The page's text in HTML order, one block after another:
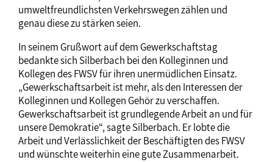
umweltfreundlichsten Verkehrswegen zählen und
genau diese zu stärken seien.
In seinem Grußwort auf dem Gewerkschaftstag
bedankte sich Silberbach bei den Kolleginnen und
Kollegen des FWSV für ihren unermüdlichen Einsatz.
„Gewerkschaftsarbeit ist mehr, als den Interessen der
Kolleginnen und Kollegen Gehör zu verschaffen.
Gewerkschaftsarbeit ist grundlegende Arbeit an und für
unsere Demokratie“, sagte Silberbach. Er lobte die
Arbeit und Verlässlichkeit der Beschäftigten des FWSV
und wünschte weiterhin eine gute Zusammenarbeit.